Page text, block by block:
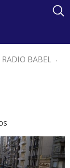
RADIO BABEL .